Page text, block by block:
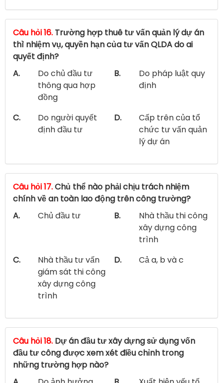
Câu hỏi 16. Trường hợp thuê tư vấn quản lý dự án
thì nhiệm vụ, quyền hạn của tư vấn QLDA do ai
quyết định?
A.
Do chủ đầu tư
thông qua hợp
đồng
B.
Do pháp luật quy
định
C.
Do người quyết
định đầu tư
D.
Cấp trên của tổ
chức tư vấn quản
lý dự án
Câu hỏi 17.Chủ thể nào phải chịu trách nhiệm
chính về an toàn lao động trên công trường?
A.
Chủ đầu tư B.
Nhà thầu thi công
xây dựng công
trình
C.
Nhà thầu tư vấn
giám sát thi công
xây dựng công
trình
D. Cả a, b và c
Câu hỏi 18. Dự án đầu tư xây dựng sử dụng vốn
đầu tư công được xem xét điều chỉnh trong
những trường hợp nào?